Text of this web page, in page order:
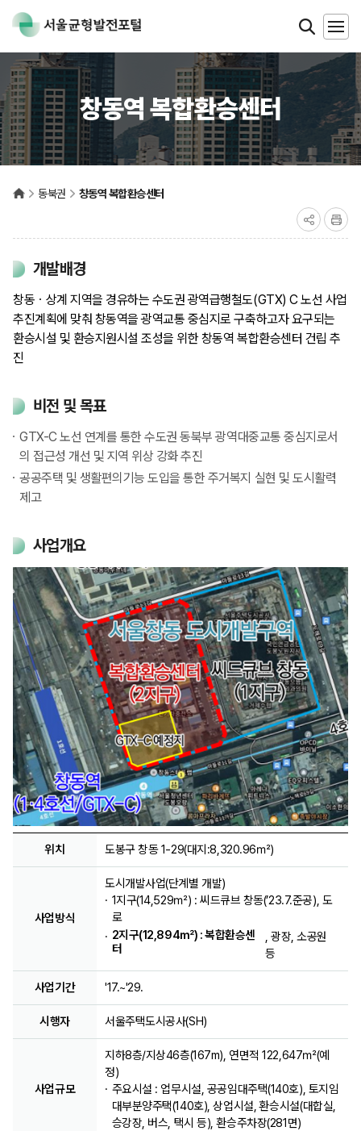
창동역 복합환승센터
동북권 창동역 복합환승센터
개발배경
창동ㆍ상계 지역을 경유하는 수도권 광역급행철도(GTX) C 노선 사업
추진계획에 맞춰 창동역을 광역교통 중심지로 구축하고자 요구되는
환승시설 및 환승지원시설 조성을 위한 창동역 복합환승센터 건립 추
진
비전 및 목표
GTX-C 노선 연계를 통한 수도권 동북부 광역대중교통 중심지로서
의 접근성 개선 및 지역 위상 강화 추진
공공주택 및 생활편의기능 도입을 통한 주거복지 실현 및 도시활력
제고
사업개요
위치 도봉구 창동 1-29(대지:8,320.96㎡)
사업방식
도시개발사업(단계별 개발)
1지구(14,529㎡) : 씨드큐브 창동(’23.7.준공), 도
로
2지구(12,894㎡) : 복합환승센
터
, 광장, 소공원
등
사업기간 '17.~'29.
시행자 서울주택도시공사(SH)
사업규모
지하8층/지상46층(167m), 연면적 122,647㎡(예
정)
주요시설 : 업무시설, 공공임대주택(140호), 토지임
대부분양주택(140호), 상업시설, 환승시설(대합실,
승강장, 버스, 택시 등), 환승주차장(281면)